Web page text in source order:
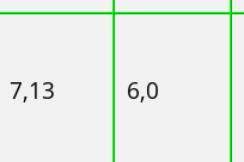
7,13 6,0